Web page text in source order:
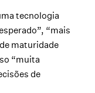
tecnologia
“mais
maturidade
“muita
de